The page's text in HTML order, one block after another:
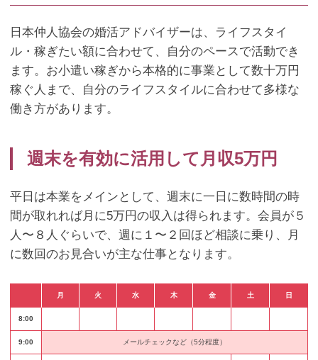
日本仲人協会の婚活アドバイザーは、ライフスタイ
ル・稼ぎたい額に合わせて、自分のペースで活動でき
ます。お小遣い稼ぎから本格的に事業として数十万円
稼ぐ人まで、自分のライフスタイルに合わせて多様な
働き方があります。
週末を有効に活用して月収5万円
平日は本業をメインとして、週末に一日に数時間の時
間が取れれば月に5万円の収入は得られます。会員が５
人〜８人ぐらいで、週に１〜２回ほど相談に乗り、月
に数回のお見合いが主な仕事となります。
月 火 水 木 金 土 日
8:00
9:00 メールチェックなど（5分程度）